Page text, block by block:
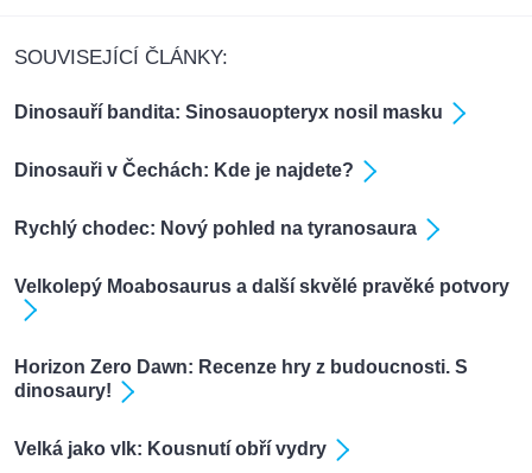
SOUVISEJÍCÍ ČLÁNKY:
Dinosauří bandita: Sinosauopteryx nosil masku
Dinosauři v Čechách: Kde je najdete?
Rychlý chodec: Nový pohled na tyranosaura
Velkolepý Moabosaurus a další skvělé pravěké potvory
Horizon Zero Dawn: Recenze hry z budoucnosti. S
dinosaury!
Velká jako vlk: Kousnutí obří vydry